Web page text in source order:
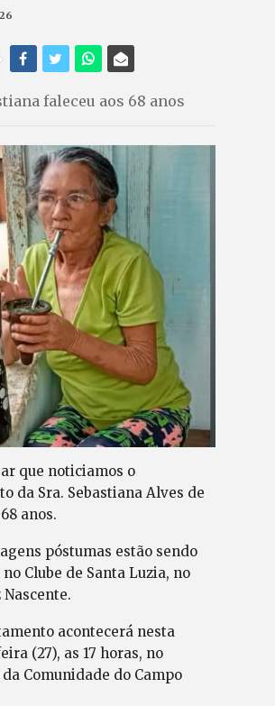
faleceu aos 68 anos
que noticiamos o
da Sra. Sebastiana Alves de
anos.
póstumas estão sendo
Clube de Santa Luzia, no
acontecerá nesta
(27), as 17 horas, no
Comunidade do Campo